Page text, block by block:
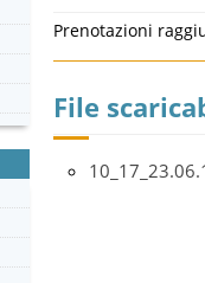
Prenotazioni
File